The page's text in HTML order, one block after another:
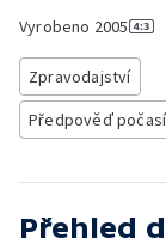
Vyrobeno 2005
Zpravodajství
Předpověď počasí
Přehled